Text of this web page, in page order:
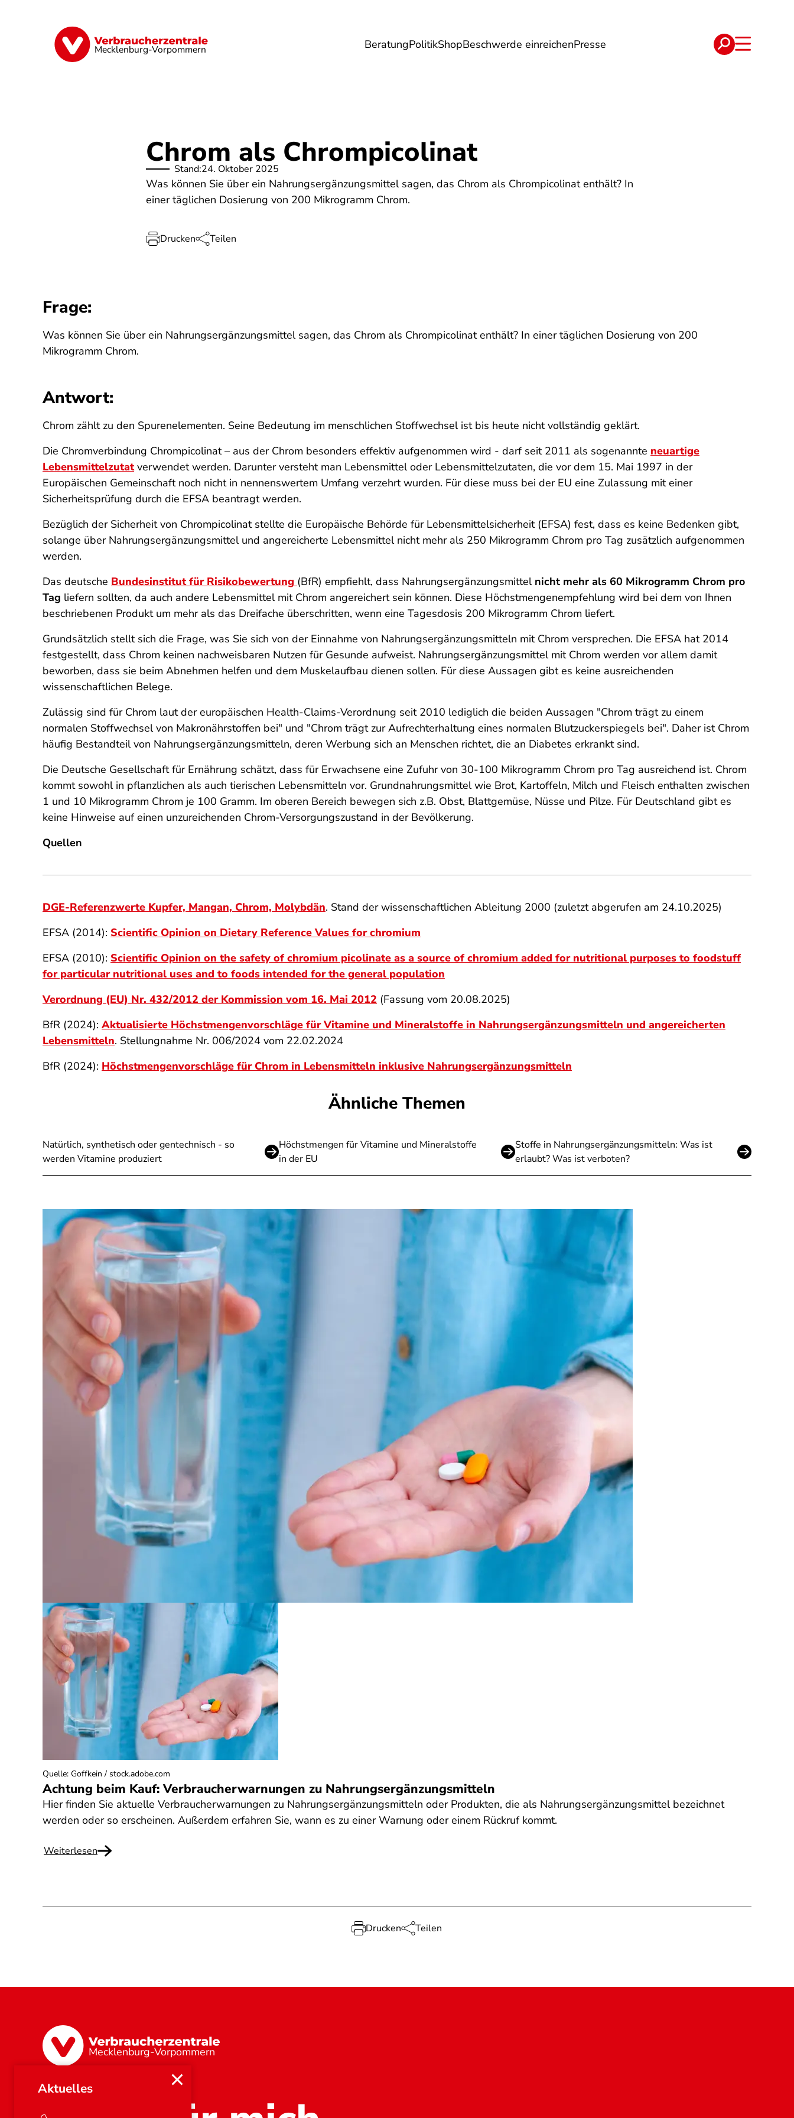
Mecklenburg-Vorpommern BeratungPolitikShopBeschwerde einreichenPresse
Finanzen Digitales Lebensmittel Gesundheit Energie Reise Verträge
Aktuelles
Chrom als Chrompicolinat
Stand:24. Oktober 2025
Was können Sie über ein Nahrungsergänzungsmittel sagen, das Chrom als Chrompicolinat enthält? In
einer täglichen Dosierung von 200 Mikrogramm Chrom.
Drucken Teilen
Frage:
Was können Sie über ein Nahrungsergänzungsmittel sagen, das Chrom als Chrompicolinat enthält? In einer täglichen Dosierung von 200
Mikrogramm Chrom.
Antwort:
Chrom zählt zu den Spurenelementen. Seine Bedeutung im menschlichen Stoffwechsel ist bis heute nicht vollständig geklärt.
Die Chromverbindung Chrompicolinat – aus der Chrom besonders effektiv aufgenommen wird - darf seit 2011 als sogenannte neuartige
Lebensmittelzutatverwendet werden. Darunter versteht man Lebensmittel oder Lebensmittelzutaten, die vor dem 15. Mai 1997 in der
Europäischen Gemeinschaft noch nicht in nennenswertem Umfang verzehrt wurden. Für diese muss bei der EU eine Zulassung mit einer
Sicherheitsprüfung durch die EFSA beantragt werden.
Bezüglich der Sicherheit von Chrompicolinat stellte die Europäische Behörde für Lebensmittelsicherheit (EFSA) fest, dass es keine Bedenken gibt,
solange über Nahrungsergänzungsmittel und angereicherte Lebensmittel nicht mehr als 250 Mikrogramm Chrom pro Tag zusätzlich aufgenommen
werden.
Das deutsche Bundesinstitut für Risikobewertung (BfR) empfiehlt, dass Nahrungsergänzungsmittel nicht mehr als 60 Mikrogramm Chrom pro
Tag liefern sollten, da auch andere Lebensmittel mit Chrom angereichert sein können. Diese Höchstmengenempfehlung wird bei dem von Ihnen
beschriebenen Produkt um mehr als das Dreifache überschritten, wenn eine Tagesdosis 200 Mikrogramm Chrom liefert.
Grundsätzlich stellt sich die Frage, was Sie sich von der Einnahme von Nahrungsergänzungsmitteln mit Chrom versprechen. Die EFSA hat 2014
festgestellt, dass Chrom keinen nachweisbaren Nutzen für Gesunde aufweist. Nahrungsergänzungsmittel mit Chrom werden vor allem damit
beworben, dass sie beim Abnehmen helfen und dem Muskelaufbau dienen sollen. Für diese Aussagen gibt es keine ausreichenden
wissenschaftlichen Belege.
Zulässig sind für Chrom laut der europäischen Health-Claims-Verordnung seit 2010 lediglich die beiden Aussagen "Chrom trägt zu einem
normalen Stoffwechsel von Makronährstoffen bei" und "Chrom trägt zur Aufrechterhaltung eines normalen Blutzuckerspiegels bei". Daher ist Chrom
häufig Bestandteil von Nahrungsergänzungsmitteln, deren Werbung sich an Menschen richtet, die an Diabetes erkrankt sind.
Die Deutsche Gesellschaft für Ernährung schätzt, dass für Erwachsene eine Zufuhr von 30-100 Mikrogramm Chrom pro Tag ausreichend ist. Chrom
kommt sowohl in pflanzlichen als auch tierischen Lebensmitteln vor. Grundnahrungsmittel wie Brot, Kartoffeln, Milch und Fleisch enthalten zwischen
1 und 10 Mikrogramm Chrom je 100 Gramm. Im oberen Bereich bewegen sich z.B. Obst, Blattgemüse, Nüsse und Pilze. Für Deutschland gibt es
keine Hinweise auf einen unzureichenden Chrom-Versorgungszustand in der Bevölkerung.
Quellen
DGE-Referenzwerte Kupfer, Mangan, Chrom, Molybdän. Stand der wissenschaftlichen Ableitung 2000 (zuletzt abgerufen am 24.10.2025)
EFSA (2014): Scientific Opinion on Dietary Reference Values for chromium
EFSA (2010): Scientific Opinion on the safety of chromium picolinate as a source of chromium added for nutritional purposes to foodstuff
for particular nutritional uses and to foods intended for the general population
Verordnung (EU) Nr. 432/2012 der Kommission vom 16. Mai 2012 (Fassung vom 20.08.2025)
BfR (2024): Aktualisierte Höchstmengenvorschläge für Vitamine und Mineralstoffe in Nahrungsergänzungsmitteln und angereicherten
Lebensmitteln. Stellungnahme Nr. 006/2024 vom 22.02.2024
BfR (2024): Höchstmengenvorschläge für Chrom in Lebensmitteln inklusive Nahrungsergänzungsmitteln
Ähnliche Themen
Natürlich, synthetisch oder gentechnisch - so
werden Vitamine produziert
Höchstmengen für Vitamine und Mineralstoffe
in der EU
Stoffe in Nahrungsergänzungsmitteln: Was ist
erlaubt? Was ist verboten?
Achtung beim Kauf: Verbraucherwarnungen zu Nahrungsergänzungsmitteln
Hier finden Sie aktuelle Verbraucherwarnungen zu Nahrungsergänzungsmitteln oder Produkten, die als Nahrungsergänzungsmittel bezeichnet
werden oder so erscheinen. Außerdem erfahren Sie, wann es zu einer Warnung oder einem Rückruf kommt.
Weiterlesen
Quelle: Goffkein / stock.adobe.com
Drucken Teilen
Mecklenburg-Vorpommern